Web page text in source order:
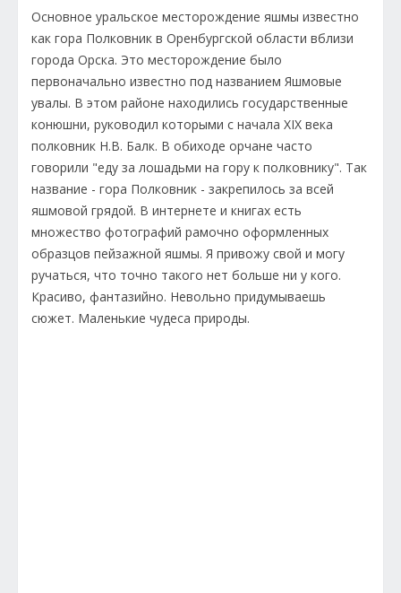
Основное уральское месторождение яшмы известно
как гора Полковник в Оренбургской области вблизи
города Орска. Это месторождение было
первоначально известно под названием Яшмовые
увалы. В этом районе находились государственные
конюшни, руководил которыми с начала XIX века
полковник Н.В. Балк. В обиходе орчане часто
говорили "еду за лошадьми на гору к полковнику". Так
название - гора Полковник - закрепилось за всей
яшмовой грядой. В интернете и книгах есть
множество фотографий рамочно оформленных
образцов пейзажной яшмы. Я привожу свой и могу
ручаться, что точно такого нет больше ни у кого.
Красиво, фантазийно. Невольно придумываешь
сюжет. Маленькие чудеса природы.